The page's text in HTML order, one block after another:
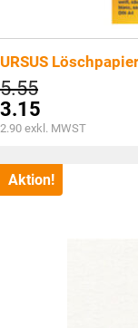
URSUS
5.55
Preis
war:
CHF5.55
3.15
Aktueller
ist:
CHF3.15.
2.90 exkl. MWST
Aktion!